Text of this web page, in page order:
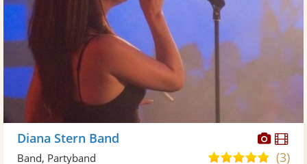
Diana Stern Band
5,0(3)
Band, Partyband